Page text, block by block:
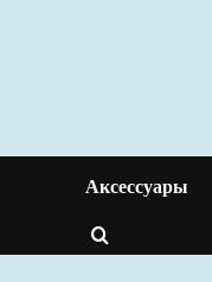
Аксессуары